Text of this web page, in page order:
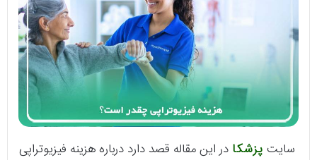
سایت پزشکا در این مقاله قصد دارد درباره هزینه فیزیوتراپی